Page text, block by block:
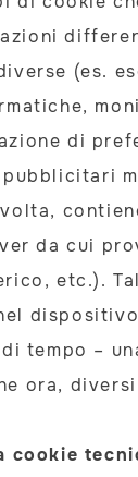
(es.
di
pubblicitari
da cui
etc.).
tempo –
ora,
cookie